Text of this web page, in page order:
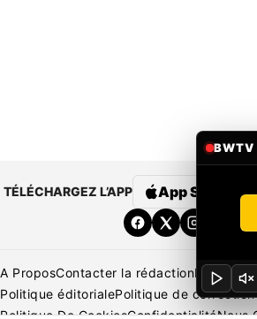
TÉLÉCHARGEZ L’APP App Store
A ProposContacter la rédactionRédaction
Politique éditorialePolitique de correction
Politique De CookiesConfidentialitéNous
BWTV